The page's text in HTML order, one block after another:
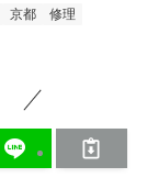
京都
修理